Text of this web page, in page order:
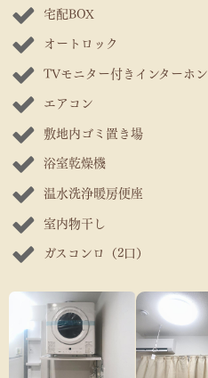
宅配BOX
オートロック
TVモニター付きインターホン
エアコン
敷地内ゴミ置き場
浴室乾燥機
温水洗浄暖房便座
室内物干し
ガスコンロ（2口）